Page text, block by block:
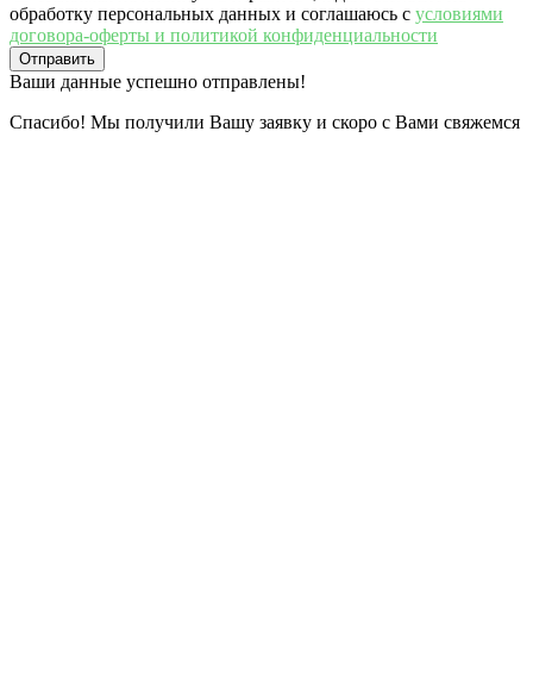
обработку персональных данных и соглашаюсь c условиями
договора-оферты и политикой конфиденциальности
Отправить
Ваши данные успешно отправлены!
Спасибо! Мы получили Вашу заявку и скоро с Вами свяжемся